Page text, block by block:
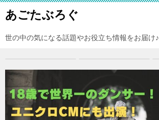
あごたぶろぐ
世の中の気になる話題やお役立ち情報をお届け♪